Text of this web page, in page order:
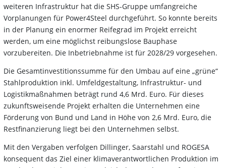
weiteren Infrastruktur hat die SHS-Gruppe umfangreiche
Vorplanungen für Power4Steel durchgeführt. So konnte bereits
in der Planung ein enormer Reifegrad im Projekt erreicht
werden, um eine möglichst reibungslose Bauphase
vorzubereiten. Die Inbetriebnahme ist für 2028/29 vorgesehen.
Die Gesamtinvestitionssumme für den Umbau auf eine „grüne“
Stahlproduktion inkl. Umfeldgestaltung, Infrastruktur- und
Logistikmaßnahmen beträgt rund 4,6 Mrd. Euro. Für dieses
zukunftsweisende Projekt erhalten die Unternehmen eine
Förderung von Bund und Land in Höhe von 2,6 Mrd. Euro, die
Restfinanzierung liegt bei den Unternehmen selbst.
Mit den Vergaben verfolgen Dillinger, Saarstahl und ROGESA
konsequent das Ziel einer klimaverantwortlichen Produktion im